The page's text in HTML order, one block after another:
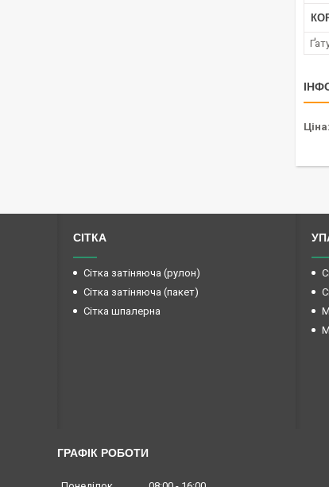
Ціна:
СІТКА
Сітка затіняюча (рулон)
Сітка затіняюча (пакет)
Сітка шпалерна
ГРАФІК РОБОТИ